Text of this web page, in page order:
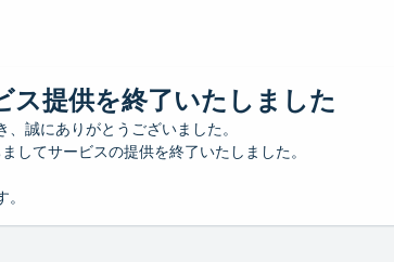
ス提供を終了いたしました
誠にありがとうございました。
してサービスの提供を終了いたしました。